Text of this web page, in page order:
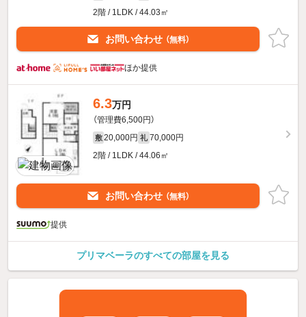
2階 / 1LDK / 44.03㎡
お問い合わせ （無料）
ほか提供
6.3万円
（管理費6,500円）
敷 20,000円 礼 70,000円
2階 / 1LDK / 44.06㎡
お問い合わせ （無料）
提供
プリマベーラのすべての部屋を見る